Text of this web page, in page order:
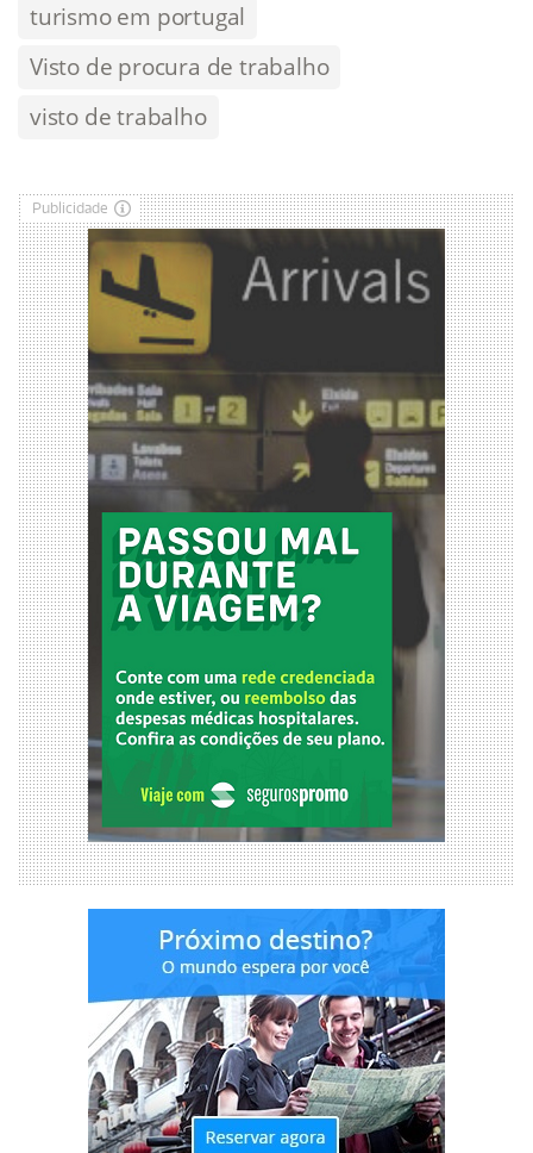
turismo em portugal
Visto de procura de trabalho
visto de trabalho
Publicidade